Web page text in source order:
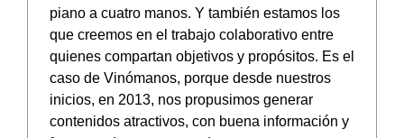
piano a cuatro manos. Y también estamos los
que creemos en el trabajo colaborativo entre
quienes compartan objetivos y propósitos. Es el
caso de Vinómanos, porque desde nuestros
inicios, en 2013, nos propusimos generar
contenidos atractivos, con buena información y